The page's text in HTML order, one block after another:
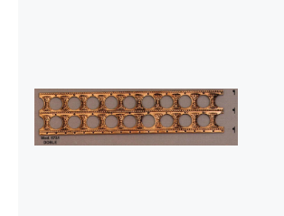
NOTICIAS